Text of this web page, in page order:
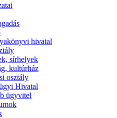
hivatal
sírhelyek
kultúrház
osztály
Hivatal
ügyvitel